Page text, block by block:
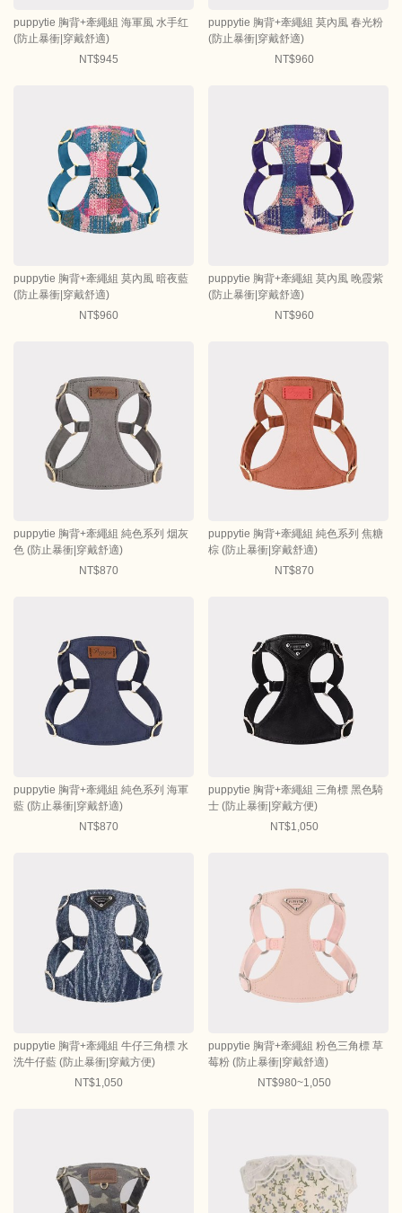
puppytie 胸背+牽繩組 海軍風 水手红
(防止暴衝|穿戴舒適)
NT$945
puppytie 胸背+牽繩組 莫內風 春光粉
(防止暴衝|穿戴舒適)
NT$960
puppytie 胸背+牽繩組 莫內風 暗夜藍
(防止暴衝|穿戴舒適)
NT$960
puppytie 胸背+牽繩組 莫內風 晚霞紫
(防止暴衝|穿戴舒適)
NT$960
puppytie 胸背+牽繩組 純色系列 烟灰
色 (防止暴衝|穿戴舒適)
NT$870
puppytie 胸背+牽繩組 純色系列 焦糖
棕 (防止暴衝|穿戴舒適)
NT$870
puppytie 胸背+牽繩組 純色系列 海軍
藍 (防止暴衝|穿戴舒適)
NT$870
puppytie 胸背+牽繩組 三角標 黑色騎
士 (防止暴衝|穿戴方便)
NT$1,050
puppytie 胸背+牽繩組 牛仔三角標 水
洗牛仔藍 (防止暴衝|穿戴方便)
NT$1,050
puppytie 胸背+牽繩組 粉色三角標 草
莓粉 (防止暴衝|穿戴舒適)
NT$980~1,050